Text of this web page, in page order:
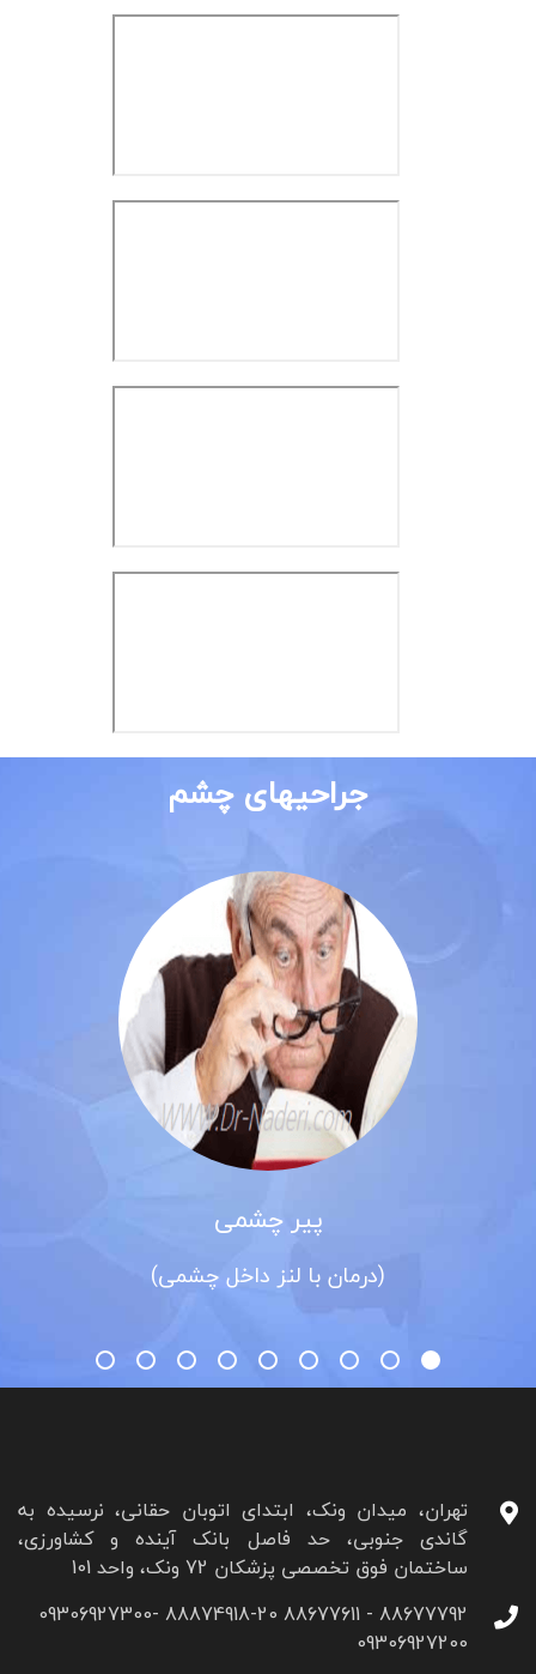
جراحیهای چشم
پیر چشمی
(درمان با لنز داخل چشمی)
تهران، میدان ونک، ابتدای اتوبان حقانی، نرسیده به
گاندی جنوبی، حد فاصل بانک آینده و کشاورزی،
ساختمان فوق تخصصی پزشکان 72 ونک، واحد 101
88677792 - 88677611 88874918-20 09306927300-
09306927200